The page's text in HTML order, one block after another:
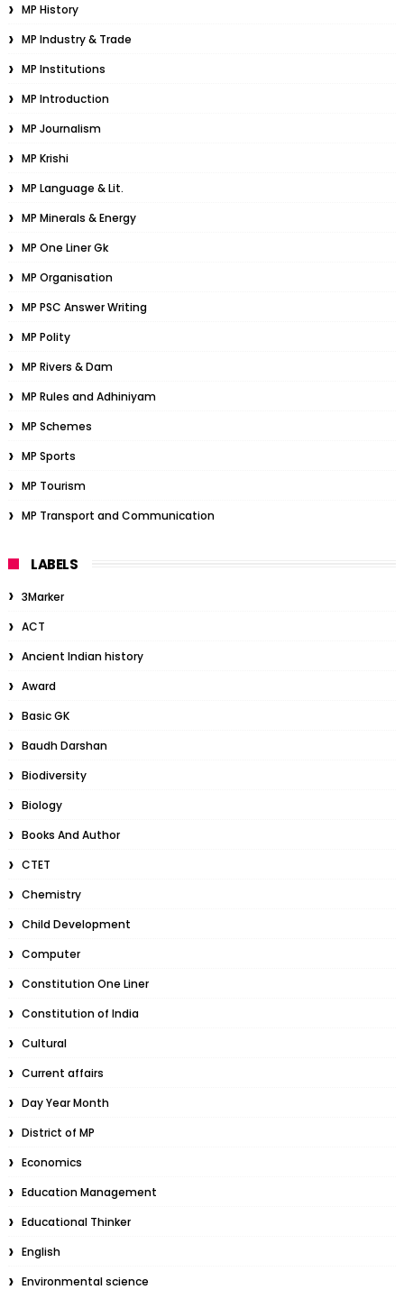
MP History
MP Industry & Trade
MP Institutions
MP Introduction
MP Journalism
MP Krishi
MP Language & Lit.
MP Minerals & Energy
MP One Liner Gk
MP Organisation
MP PSC Answer Writing
MP Polity
MP Rivers & Dam
MP Rules and Adhiniyam
MP Schemes
MP Sports
MP Tourism
MP Transport and Communication
LABELS
3Marker
ACT
Ancient Indian history
Award
Basic GK
Baudh Darshan
Biodiversity
Biology
Books And Author
CTET
Chemistry
Child Development
Computer
Constitution One Liner
Constitution of India
Cultural
Current affairs
Day Year Month
District of MP
Economics
Education Management
Educational Thinker
English
Environmental science